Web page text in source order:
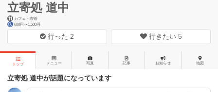
立寄処 道中
カフェ・喫茶
600円〜1,500円
行った 2 行きたい 5
トップ メニュー 写真 記事 お知らせ 地図
立寄処 道中が話題になっています